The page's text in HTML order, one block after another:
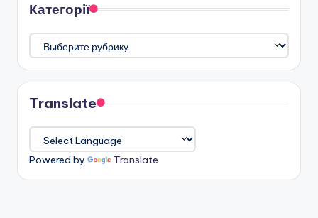
Категорії
Категорії
Translate
Powered by Translate